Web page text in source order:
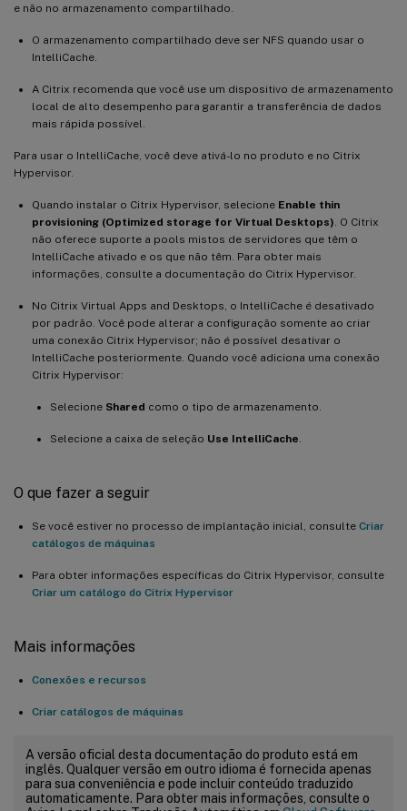
e não no armazenamento compartilhado.
O armazenamento compartilhado deve ser NFS quando usar o
IntelliCache.
A Citrix recomenda que você use um dispositivo de armazenamento
local de alto desempenho para garantir a transferência de dados
mais rápida possível.
Para usar o IntelliCache, você deve ativá-lo no produto e no Citrix
Hypervisor.
Quando instalar o Citrix Hypervisor, selecione Enable thin
provisioning (Optimized storage for Virtual Desktops) . O Citrix
não oferece suporte a pools mistos de servidores que têm o
IntelliCache ativado e os que não têm. Para obter mais
informações, consulte a documentação do Citrix Hypervisor.
No Citrix Virtual Apps and Desktops, o IntelliCache é desativado
por padrão. Você pode alterar a configuração somente ao criar
uma conexão Citrix Hypervisor; não é possível desativar o
IntelliCache posteriormente. Quando você adiciona uma conexão
Citrix Hypervisor:
Selecione Shared como o tipo de armazenamento.
Selecione a caixa de seleção Use IntelliCache
O que fazer a seguir
Se você estiver no processo de implantação inicial, consulte Criar
catálogos de máquinas
Para obter informações específicas do Citrix Hypervisor, consulte
Criar um catálogo do Citrix Hypervisor
Mais informações
Conexões e recursos
Criar catálogos de máquinas
A versão oficial desta documentação do produto está em
inglês. Qualquer versão em outro idioma é fornecida apenas
para sua conveniência e pode incluir conteúdo traduzido
automaticamente. Para obter mais informações, consulte o